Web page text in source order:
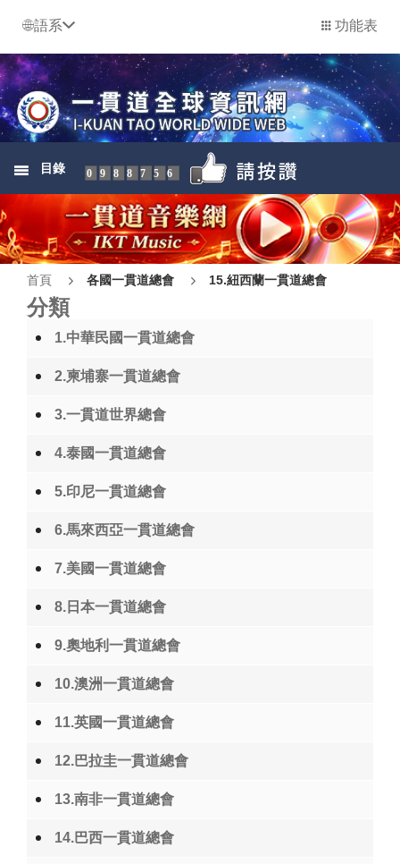
語系 功能表
目錄 0988756
首頁 各國一貫道總會 15.紐西蘭一貫道總會
分類
1.中華民國一貫道總會
2.柬埔寨一貫道總會
3.一貫道世界總會
4.泰國一貫道總會
5.印尼一貫道總會
6.馬來西亞一貫道總會
7.美國一貫道總會
8.日本一貫道總會
9.奧地利一貫道總會
10.澳洲一貫道總會
11.英國一貫道總會
12.巴拉圭一貫道總會
13.南非一貫道總會
14.巴西一貫道總會